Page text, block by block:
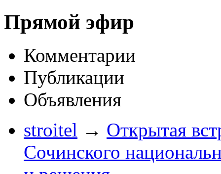
Прямой эфир
Комментарии
Публикации
Объявления
stroitel → Открытая
Сочинского